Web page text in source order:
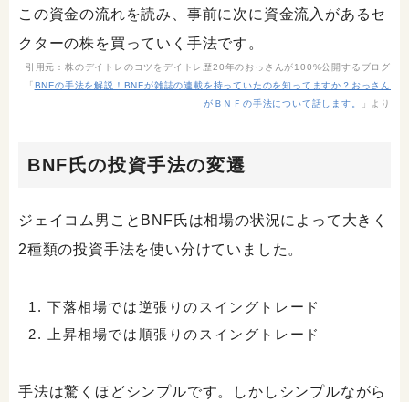
この資金の流れを読み、事前に次に資金流入があるセ
クターの株を買っていく手法です。
引用元：株のデイトレのコツをデイトレ歴20年のおっさんが100%公開するブログ
「BNFの手法を解説！BNFが雑誌の連載を持っていたのを知ってますか？おっさん
がＢＮＦの手法について話します。
」より
BNF氏の投資手法の変遷
ジェイコム男ことBNF氏は相場の状況によって大きく
2種類の投資手法を使い分けていました。
下落相場では逆張りのスイングトレード
上昇相場では順張りのスイングトレード
手法は驚くほどシンプルです。しかしシンプルながら